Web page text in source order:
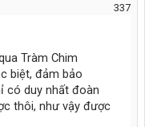
337
Tràm Chim
biệt, đảm bảo
có duy nhất đoàn
thôi, như vậy được